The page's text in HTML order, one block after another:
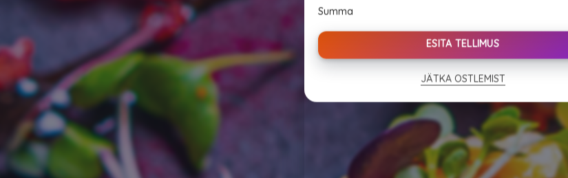
Summa
ESITA TELLIMUS
JÄTKA OSTLEMIST